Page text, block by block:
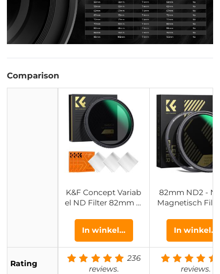
Comparison
K&F Concept Variab
el ND Filter 82mm N
– Ultradun Weerbest
endig – Nano Xcel
82mm ND2 -
Magnetisch
tops) 28
Coatings Nano
Serie
In winkelwagen In
Rating
236
reviews.
reviews.